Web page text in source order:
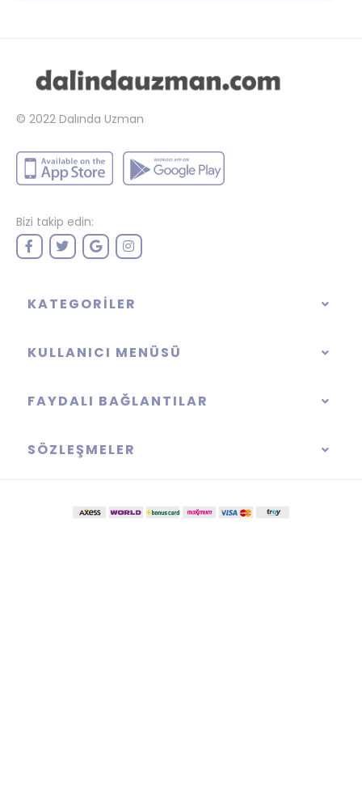
© 2022 Dalında Uzman
Bizi takip edin:
KATEGORILER
KULLANICI MENÜSÜ
FAYDALI BAĞLANTILAR
SÖZLEŞMELER